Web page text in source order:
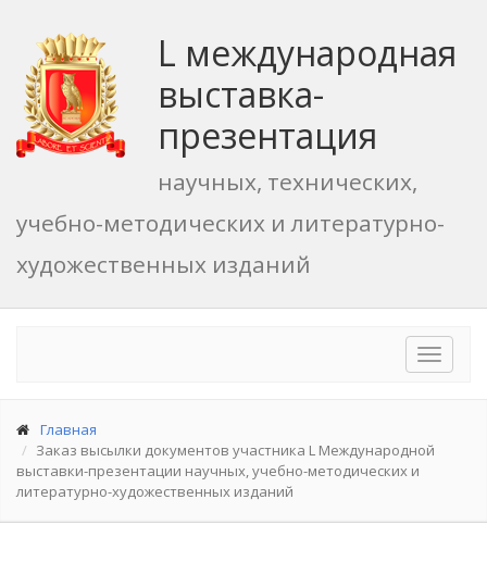
L международная
выставка-
презентация
научных, технических,
учебно-методических и литературно-
художественных изданий
Toggle
Главная
Заказ высылки документов участника L Международной
выставки-презентации научных, учебно-методических и
литературно-художественных изданий